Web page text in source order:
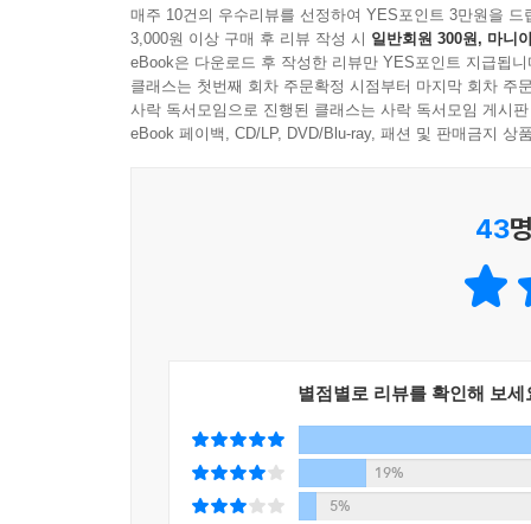
어떤 사람은 체력으로 돈을 벌고, 어떤 사람은 기
사람은 지극히 희소하다. 조금만 지혜를 발휘해서
--- 본문 중에서
자산관리에 있어서는 절대 다른 사람의 말이나 대
자산관리 방식에서 가장 좋은 것은 없다. 자신에
밤에 벼락부자가 되는 일은 거의 일어나지 않는다.
가정 자산에 거짓 건강 상태가 나타나는 것은 위
래할 수 있다. 따라서 자신의 자산상황에 따라 목
매주 10건의 우수리뷰를 선정하여 YES포인트 3만원을 드
3,000원 이상 구매 후 리뷰 작성 시 일반회원 300원, 마니
eBook은 다운로드 후 작성한 리뷰만 YES포인트 지급됩니
클래스는 첫번째 회차 주문확정 시점부터 마지막 회차 주
사락 독서모임으로 진행된 클래스는 사락 독서모임 게시
eBook 페이백, CD/LP, DVD/Blu-ray, 패션 및 판매금지 상
43
별점별로 리뷰를 확인해 보세
19%
5%